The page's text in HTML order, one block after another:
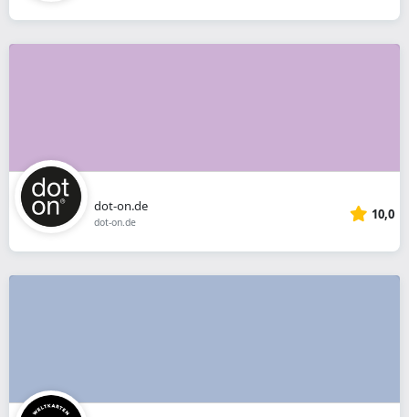
dot-on.de
dot-on.de 10,0